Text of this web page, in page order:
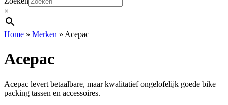
×
Home » Merken » Acepac
Acepac
Acepac levert betaalbare, maar kwalitatief ongelofelijk goede bike
packing tassen en accessoires.